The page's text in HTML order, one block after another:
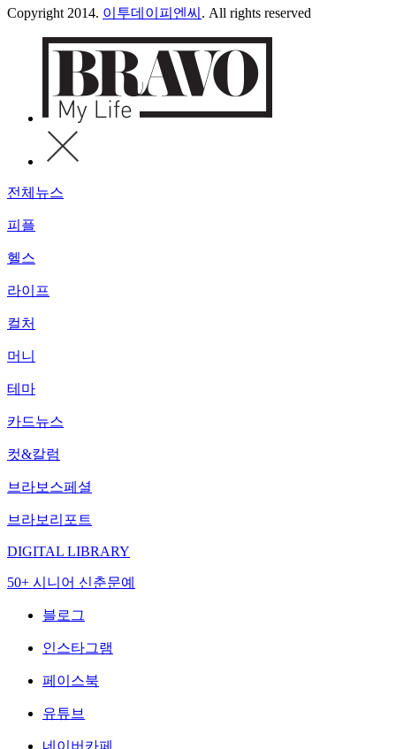
Copyright 2014. 이투데이피엔씨 . All rights reserved
전체뉴스
피플
헬스
라이프
컬처
머니
테마
카드뉴스
컷&칼럼
브라보스페셜
브라보리포트
DIGITAL LIBRARY
50+ 시니어 신춘문예
블로그
인스타그램
페이스북
유튜브